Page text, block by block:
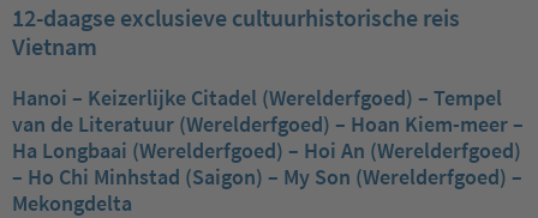
12-daagse exclusieve cultuurhistorische reis
Vietnam
Hanoi – Keizerlijke Citadel (Werelderfgoed) – Tempel
van de Literatuur (Werelderfgoed) – Hoan Kiem-meer –
Ha Longbaai (Werelderfgoed) – Hoi An (Werelderfgoed)
– Ho Chi Minhstad (Saigon) – My Son (Werelderfgoed) –
Mekongdelta